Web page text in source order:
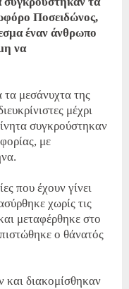
Ποσειδώνος,
έναν άνθρωπο
να
μεσάνυχτα της
μέχρι
συγκρούστηκαν
με
που έχουν γίνει
χωρίς τις
μεταφέρθηκε στο
ο θάνατός
διακομίσθηκαν